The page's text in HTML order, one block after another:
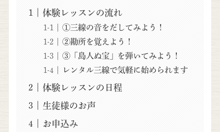
体験レッスンの流れ
①三線の音をだしてみよう！
②勘所を覚えよう！
③「島人ぬ宝」を弾いてみよう！
レンタル三線で気軽に始められます
体験レッスンの日程
生徒様のお声
お申込み